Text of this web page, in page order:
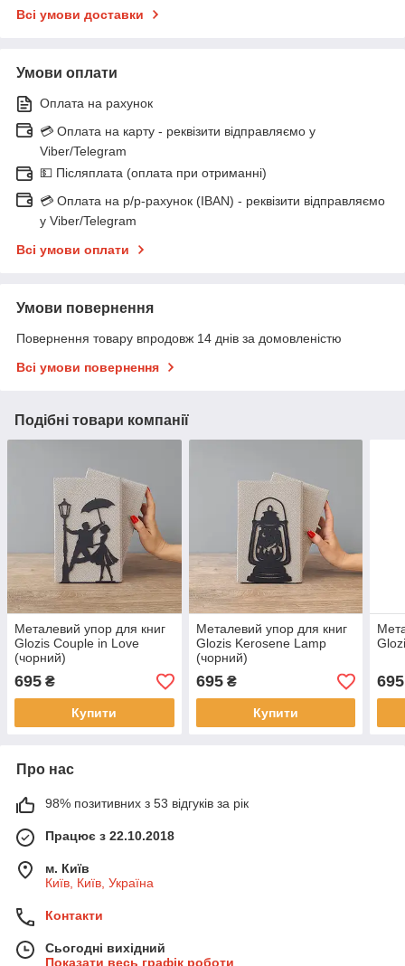
Всі умови доставки
Умови оплати
Оплата на рахунок
💳 Оплата на карту - реквізити відправляємо у
Viber/Telegram
💵 Післяплата (оплата при отриманні)
💳 Оплата на р/р-рахунок (IBAN) - реквізити відправляємо
у Viber/Telegram
Всі умови оплати
Умови повернення
Повернення товару впродовж 14 днів за домовленістю
Всі умови повернення
Подібні товари компанії
Металевий упор для книг
Glozis Couple in Love
(чорний)
695 ₴
Купити
Металевий упор для книг
Glozis Kerosene Lamp
(чорний)
695₴
Купити
695
Про нас
98% позитивних з 53 відгуків за рік
Працює з 22.10.2018
м. Київ
Київ, Київ, Україна
Контакти
Сьогодні вихідний
Показати весь графік роботи